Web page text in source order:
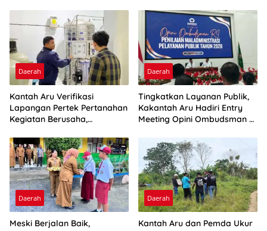
Daerah
Kantah Aru Verifikasi
Lapangan Pertek Pertanahan
Kegiatan Berusaha,
Daerah
Tingkatkan Layanan Publik,
Kakantah Aru Hadiri Entry
Meeting Opini Ombudsman RI
Daerah
Meski Berjalan Baik,
Daerah
Kantah Aru dan Pemda Ukur